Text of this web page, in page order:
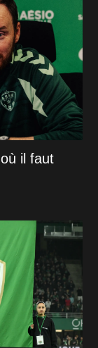
il faut